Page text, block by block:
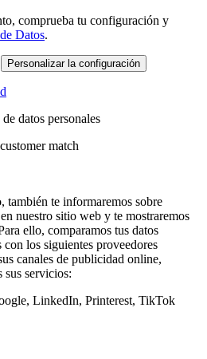
comprueba tu configuración y
Datos.
Personalizar la configuración
datos personales
match
también te informaremos sobre
nuestro sitio web y te mostraremos
ello, comparamos tus datos
con los siguientes proveedores
canales de publicidad online,
sus servicios:
LinkedIn, Printerest, TikTok